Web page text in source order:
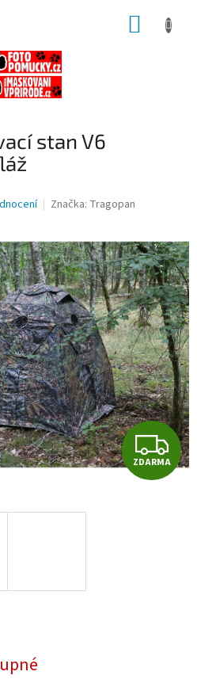
stan V6
Značka: Tragopan
Z
D
ZDARMA